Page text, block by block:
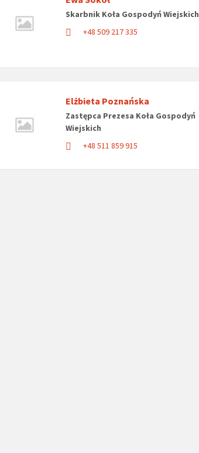
Skarbnik Koła Gospodyń Wiejskich
+48 509 217 335
Elżbieta Poznańska
Zastępca Prezesa Koła Gospodyń
Wiejskich
+48 511 859 915